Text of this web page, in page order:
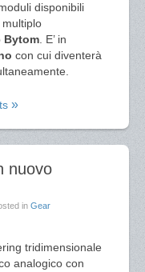
disponibili
multiplo
Bytom . E’ in
con cui diventerà
nuovo
in Gear
tridimensionale
analogico con